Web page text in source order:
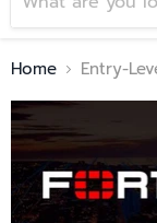
Home Entry-